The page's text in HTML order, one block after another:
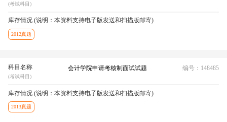
(考试科目)
库存情况 (说明：本资料支持电子版发送和扫描版邮寄)
2012真题
科目名称
(考试科目)
会计学院申请考核制面试试题 编号：148485
库存情况 (说明：本资料支持电子版发送和扫描版邮寄)
2013真题